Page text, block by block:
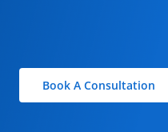
Book A Consultation